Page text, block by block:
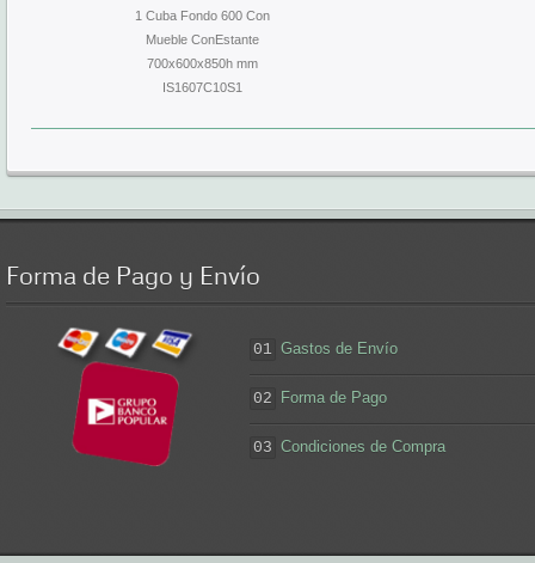
1 Cuba Fondo 600 Con
Mueble ConEstante
700x600x850h mm
IS1607C10S1
Forma de Pago y Envío
01 Gastos de Envío
02 Forma de Pago
03 Condiciones de Compra